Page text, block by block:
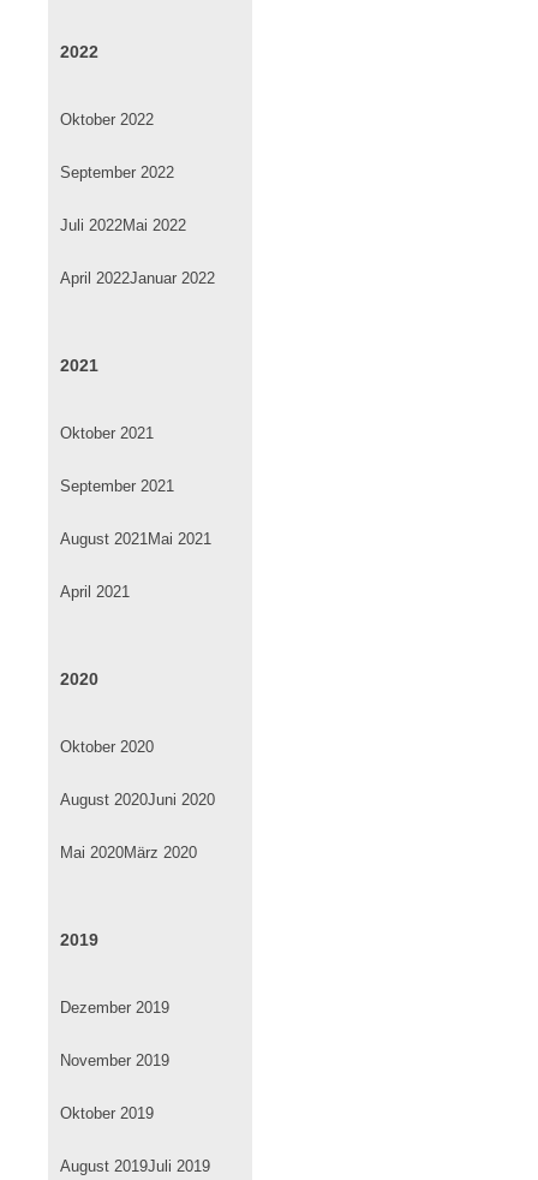
2022
Oktober 2022
September 2022
Juli 2022Mai 2022
April 2022Januar 2022
2021
Oktober 2021
September 2021
August 2021Mai 2021
April 2021
2020
Oktober 2020
August 2020Juni 2020
Mai 2020März 2020
2019
Dezember 2019
November 2019
Oktober 2019
August 2019Juli 2019